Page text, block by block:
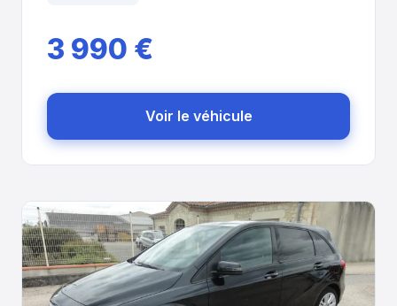
3 990 €
Voir le véhicule